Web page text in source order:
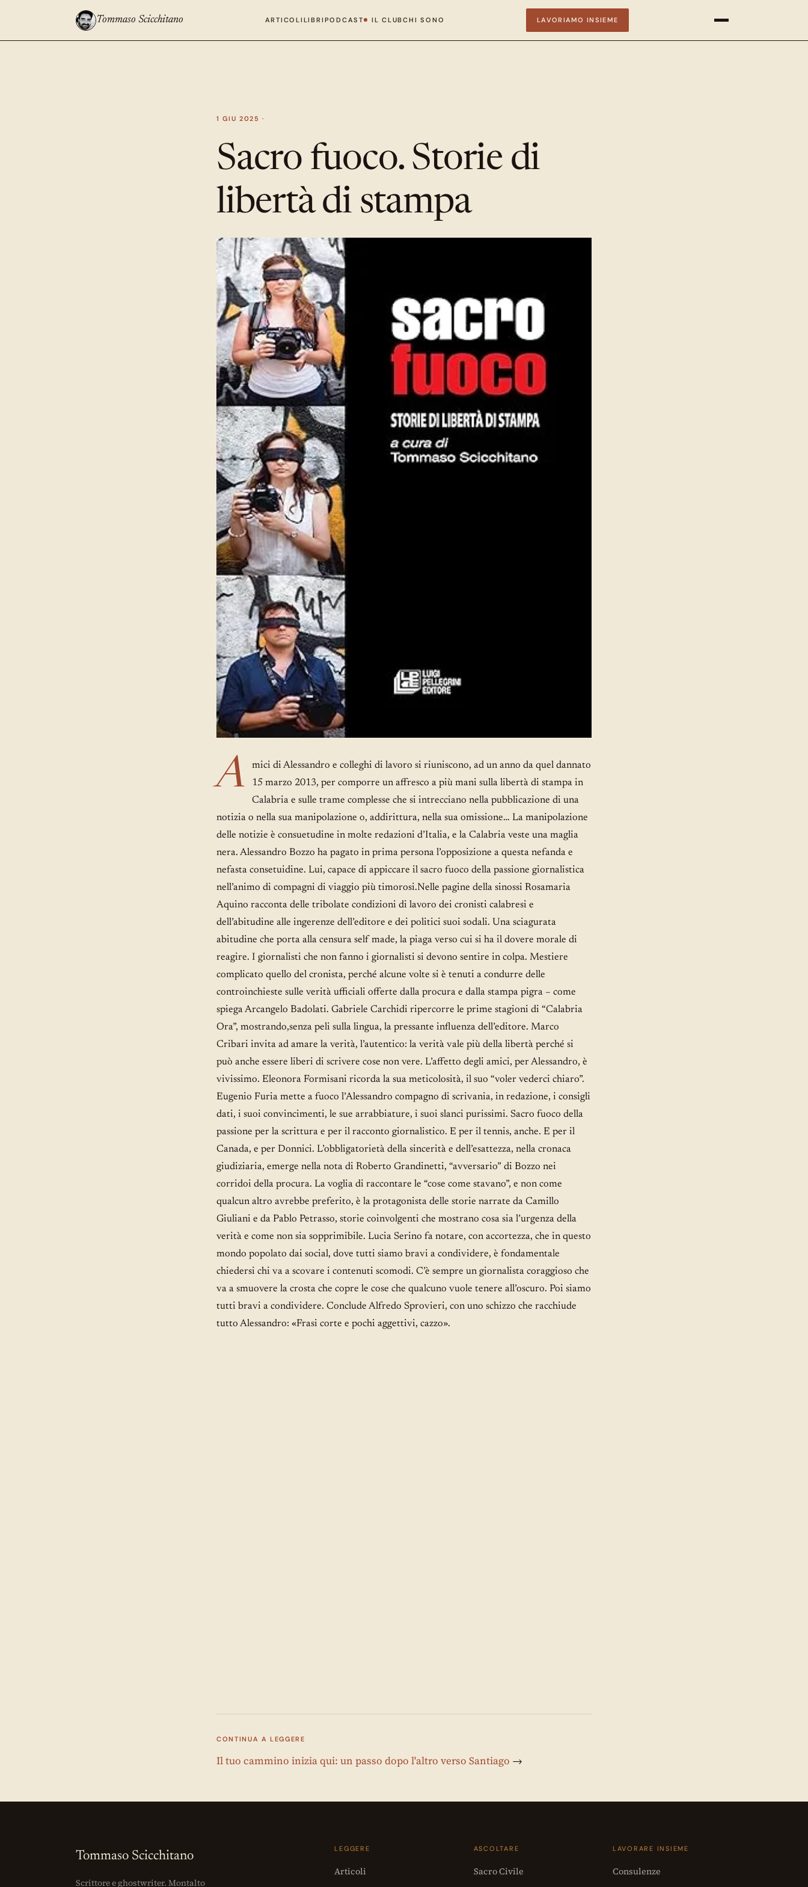
Tommaso Scicchitano ARTICOLI LIBRI PODCAST IL CLUBCHI SONO LAVORIAMO INSIEME
1 GIU 2025 ·
Sacro fuoco. Storie di
libertà di stampa
A
mici di Alessandro e colleghi di lavoro si riuniscono, ad un anno da quel dannato
15 marzo 2013, per comporre un affresco a più mani sulla libertà di stampa in
Calabria e sulle trame complesse che si intrecciano nella pubblicazione di una
notizia o nella sua manipolazione o, addirittura, nella sua omissione… La manipolazione
delle notizie è consuetudine in molte redazioni d’Italia, e la Calabria veste una maglia
nera. Alessandro Bozzo ha pagato in prima persona l’opposizione a questa nefanda e
nefasta consetuidine. Lui, capace di appiccare il sacro fuoco della passione giornalistica
nell’animo di compagni di viaggio più timorosi.Nelle pagine della sinossi Rosamaria
Aquino racconta delle tribolate condizioni di lavoro dei cronisti calabresi e
dell’abitudine alle ingerenze dell’editore e dei politici suoi sodali. Una sciagurata
abitudine che porta alla censura self made, la piaga verso cui si ha il dovere morale di
reagire. I giornalisti che non fanno i giornalisti si devono sentire in colpa. Mestiere
complicato quello del cronista, perché alcune volte si è tenuti a condurre delle
controinchieste sulle verità ufficiali offerte dalla procura e dalla stampa pigra – come
spiega Arcangelo Badolati. Gabriele Carchidi ripercorre le prime stagioni di “Calabria
Ora”, mostrando,senza peli sulla lingua, la pressante influenza dell’editore. Marco
Cribari invita ad amare la verità, l’autentico: la verità vale più della libertà perché si
può anche essere liberi di scrivere cose non vere. L’affetto degli amici, per Alessandro, è
vivissimo. Eleonora Formisani ricorda la sua meticolosità, il suo “voler vederci chiaro”.
Eugenio Furia mette a fuoco l’Alessandro compagno di scrivania, in redazione, i consigli
dati, i suoi convincimenti, le sue arrabbiature, i suoi slanci purissimi. Sacro fuoco della
passione per la scrittura e per il racconto giornalistico. E per il tennis, anche. E per il
Canada, e per Donnici. L’obbligatorietà della sincerità e dell’esattezza, nella cronaca
giudiziaria, emerge nella nota di Roberto Grandinetti, “avversario” di Bozzo nei
corridoi della procura. La voglia di raccontare le “cose come stavano”, e non come
qualcun altro avrebbe preferito, è la protagonista delle storie narrate da Camillo
Giuliani e da Pablo Petrasso, storie coinvolgenti che mostrano cosa sia l’urgenza della
verità e come non sia sopprimibile. Lucia Serino fa notare, con accortezza, che in questo
mondo popolato dai social, dove tutti siamo bravi a condividere, è fondamentale
chiedersi chi va a scovare i contenuti scomodi. C’è sempre un giornalista coraggioso che
va a smuovere la crosta che copre le cose che qualcuno vuole tenere all’oscuro. Poi siamo
tutti bravi a condividere. Conclude Alfredo Sprovieri, con uno schizzo che racchiude
tutto Alessandro: «Frasi corte e pochi aggettivi, cazzo».
CONTINUA A LEGGERE
Il tuo cammino inizia qui: un passo dopo l'altro verso Santiago →
Tommaso Scicchitano
Scrittore e ghostwriter. Montalto
LEGGERE
Articoli
ASCOLTARE
Sacro Civile
LAVORARE INSIEME
Consulenze